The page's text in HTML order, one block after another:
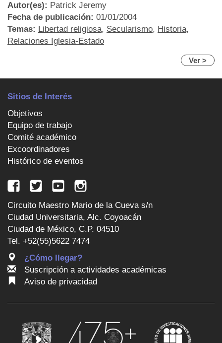
Autor(es): Patrick Jeremy
Fecha de publicación: 01/01/2004
Temas: Libertad religiosa, Secularismo, Historia,
Relaciones Iglesia-Estado
Ver >
Sitios de Interés
Objetivos
Equipo de trabajo
Comité académico
Excoordinadores
Histórico de eventos
Circuito Maestro Mario de la Cueva s/n
Ciudad Universitaria, Alc. Coyoacán
Ciudad de México, C.P. 04510
Tel. +52(55)5622 7474
¿Cómo llegar?
Suscripción a actividades académicas
Aviso de privacidad